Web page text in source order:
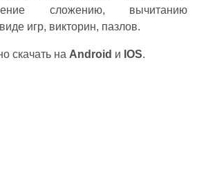
сложению, вычитанию
игр, викторин, пазлов.
скачать на Android и IOS.